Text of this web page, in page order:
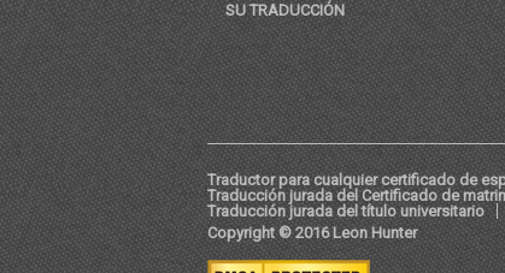
SU TRADUCCIÓN
Traductor para cualquier certificado de
Traducción jurada del Certificado de
Traducción jurada del título universitario
Copyright © 2016 Leon Hunter